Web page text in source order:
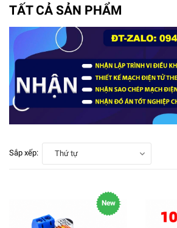
TẤT CẢ SẢN PHẨM
Sắp xếp: Thứ tự
New